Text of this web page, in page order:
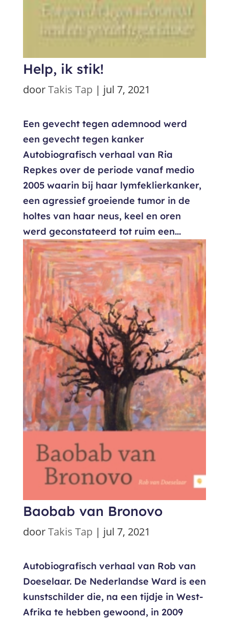
Help, ik stik!
doorTakis Tap | jul 7, 2021
Een gevecht tegen ademnood werd
een gevecht tegen kanker
Autobiografisch verhaal van Ria
Repkes over de periode vanaf medio
2005 waarin bij haar lymfeklierkanker,
een agressief groeiende tumor in de
holtes van haar neus, keel en oren
werd geconstateerd tot ruim een...
Baobab van Bronovo
doorTakis Tap | jul 7, 2021
Autobiografisch verhaal van Rob van
Doeselaar. De Nederlandse Ward is een
kunstschilder die, na een tijdje in West-
Afrika te hebben gewoond, in 2009